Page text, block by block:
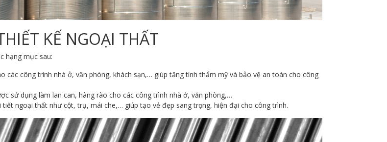
KẾ NGOẠI THẤT
hạng mục sau:
các công trình nhà ở, văn phòng, khách sạn,… giúp tăng tính thẩm mỹ và bảo vệ an toàn cho công
sử dụng làm lan can, hàng rào cho các công trình nhà ở, văn phòng,…
ngoại thất như cột, trụ, mái che,… giúp tạo vẻ đẹp sang trọng, hiện đại cho công trình.